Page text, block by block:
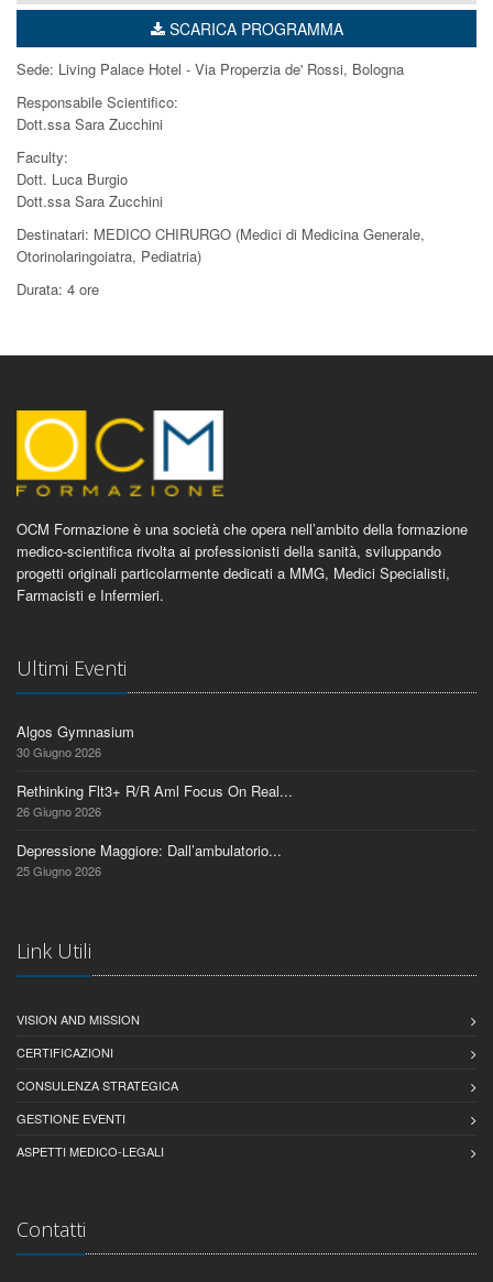
SCARICA PROGRAMMA
Sede: Living Palace Hotel - Via Properzia de' Rossi, Bologna
Responsabile Scientifico:
Dott.ssa Sara Zucchini
Faculty:
Dott. Luca Burgio
Dott.ssa Sara Zucchini
Destinatari: MEDICO CHIRURGO (Medici di Medicina Generale,
Otorinolaringoiatra, Pediatria)
Durata: 4 ore
OCM Formazione è una società che opera nell’ambito della formazione
medico-scientifica rivolta ai professionisti della sanità, sviluppando
progetti originali particolarmente dedicati a MMG, Medici Specialisti,
Farmacisti e Infermieri.
Ultimi Eventi
Algos Gymnasium
30 Giugno 2026
Rethinking Flt3+ R/R Aml Focus On Real...
26 Giugno 2026
Depressione Maggiore: Dall’ambulatorio...
25 Giugno 2026
Link Utili
VISION AND MISSION
CERTIFICAZIONI
CONSULENZA STRATEGICA
GESTIONE EVENTI
ASPETTI MEDICO-LEGALI
Contatti